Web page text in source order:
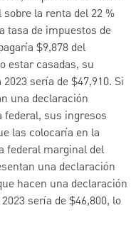
la renta del 22 %
tasa de impuestos de
$9,878 del
estar casadas, su
sería de $47,910. Si
una declaración
sus ingresos
las colocaría en la
federal marginal del
una declaración
hacen una declaración
sería de $46,800, lo